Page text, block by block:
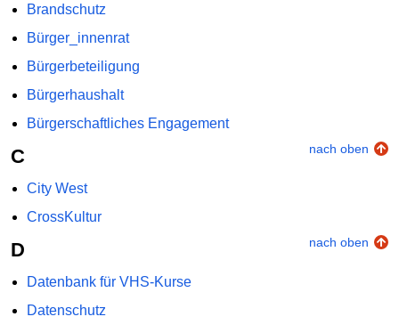
Brandschutz
Bürger_innenrat
Bürgerbeteiligung
Bürgerhaushalt
Bürgerschaftliches Engagement
C nach oben
City West
CrossKultur
D nach oben
Datenbank für VHS-Kurse
Datenschutz